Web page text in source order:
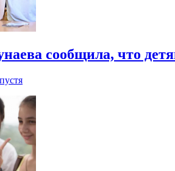
сообщила, что